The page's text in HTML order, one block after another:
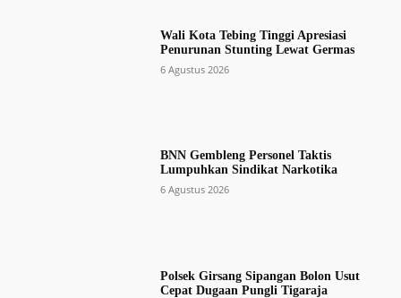
Wali Kota Tebing Tinggi Apresiasi
Penurunan Stunting Lewat Germas
6 Agustus 2026
BNN Gembleng Personel Taktis
Lumpuhkan Sindikat Narkotika
6 Agustus 2026
Polsek Girsang Sipangan Bolon Usut
Cepat Dugaan Pungli Tigaraja